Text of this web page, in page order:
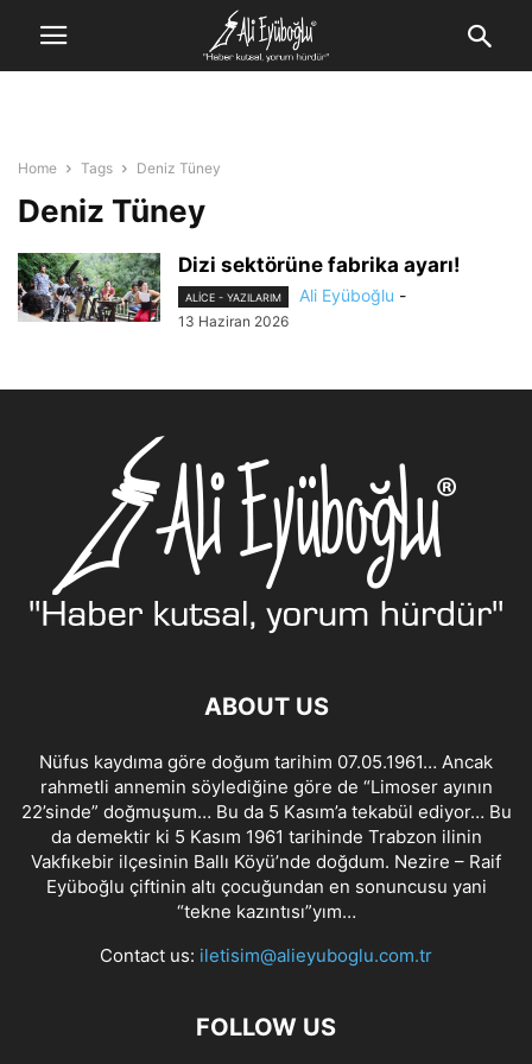
Home Tags Deniz Tüney
Deniz Tüney
Dizi sektörüne fabrika ayarı!
ALİCE - YAZILARIM Ali Eyüboğlu -
13 Haziran 2026
ABOUT US
Nüfus kaydıma göre doğum tarihim 07.05.1961… Ancak
rahmetli annemin söylediğine göre de “Limoser ayının
22’sinde” doğmuşum… Bu da 5 Kasım’a tekabül ediyor… Bu
da demektir ki 5 Kasım 1961 tarihinde Trabzon ilinin
Vakfıkebir ilçesinin Ballı Köyü’nde doğdum. Nezire – Raif
Eyüboğlu çiftinin altı çocuğundan en sonuncusu yani
“tekne kazıntısı”yım…
Contact us: iletisim@alieyuboglu.com.tr
FOLLOW US